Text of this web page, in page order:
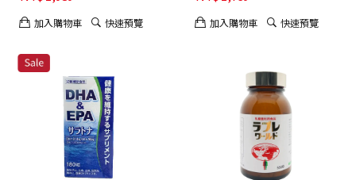
加入購物車 快速預覽 加入購物車 快速預覽